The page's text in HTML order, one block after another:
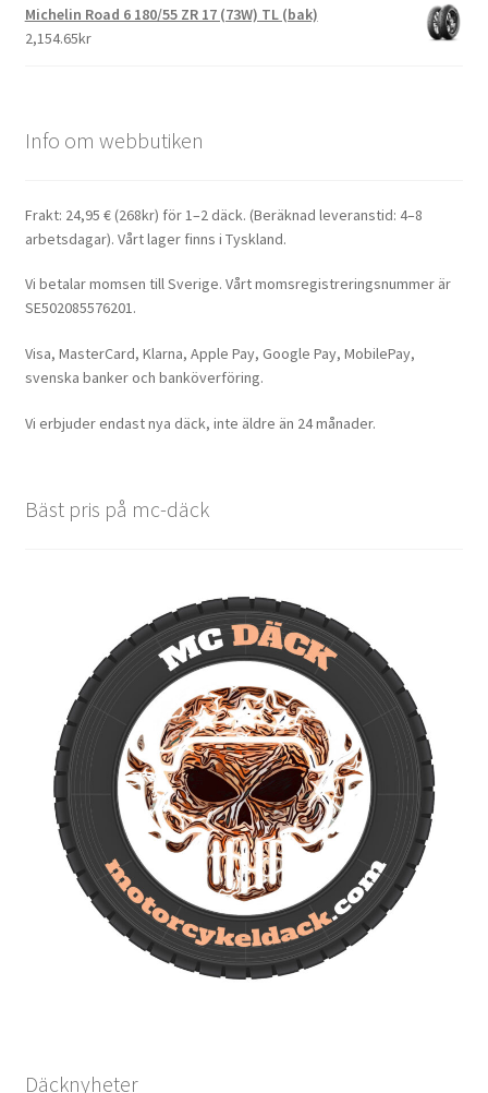
Michelin Road 6 180/55 ZR 17 (73W) TL (bak)
2,154.65kr
Info om webbutiken
Frakt: 24,95 € (268kr) för 1–2 däck. (Beräknad leveranstid: 4–8
arbetsdagar). Vårt lager finns i Tyskland.
Vi betalar momsen till Sverige. Vårt momsregistreringsnummer är
SE502085576201.
Visa, MasterCard, Klarna, Apple Pay, Google Pay, MobilePay,
svenska banker och banköverföring.
Vi erbjuder endast nya däck, inte äldre än 24 månader.
Bäst pris på mc-däck
Däcknyheter